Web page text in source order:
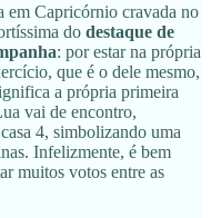
em Capricórnio cravada no
do destaque de
: por estar na própria
que é o dele mesmo,
a própria primeira
vai de encontro,
4, simbolizando uma
Infelizmente, é bem
muitos votos entre as